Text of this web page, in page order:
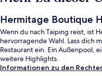
Hermitage Boutique
Wenn du nach Taiping reist, ist
hervorragende Wahl. Lass dich
Restaurant ein. Ein Außenpool,
weitere Highlights.
Informationen zu den